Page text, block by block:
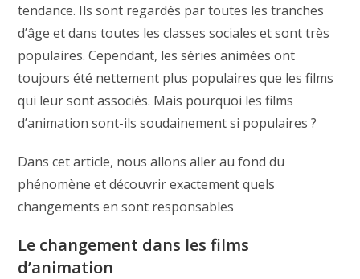
tendance. Ils sont regardés par toutes les tranches
d’âge et dans toutes les classes sociales et sont très
populaires. Cependant, les séries animées ont
toujours été nettement plus populaires que les films
qui leur sont associés. Mais pourquoi les films
d’animation sont-ils soudainement si populaires ?
Dans cet article, nous allons aller au fond du
phénomène et découvrir exactement quels
changements en sont responsables
Le changement dans les films
d’animation